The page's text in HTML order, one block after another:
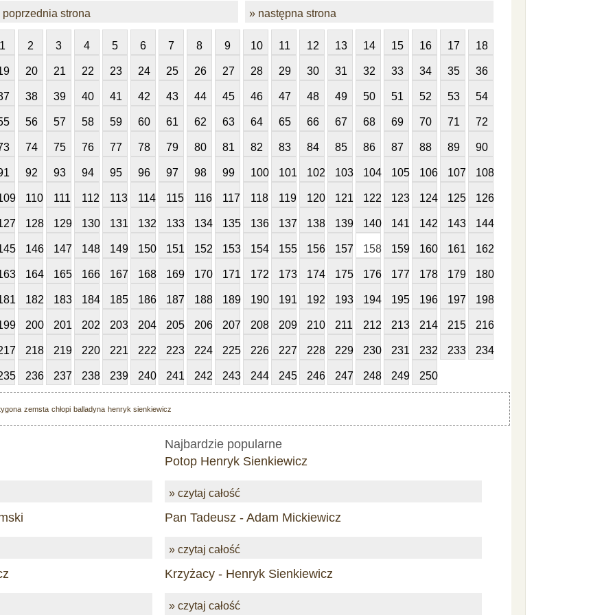
poprzednia strona » następna strona
1 2 3 4 5 6 7 8 9 10 11 12 13 14 15 16 17 18
20 21 22 23 24 25 26 27 28 29 30 31 32 33 34 35 36
38 39 40 41 42 43 44 45 46 47 48 49 50 51 52 53 54
56 57 58 59 60 61 62 63 64 65 66 67 68 69 70 71 72
74 75 76 77 78 79 80 81 82 83 84 85 86 87 88 89 90
92 93 94 95 96 97 98 99 100 101 102 103 104 105 106 107 108
110 111 112 113 114 115 116 117 118 119 120 121 122 123 124 125 126
128 129 130 131 132 133 134 135 136 137 138 139 140 141 142 143 144
146 147 148 149 150 151 152 153 154 155 156 157 158 159 160 161 162
164 165 166 167 168 169 170 171 172 173 174 175 176 177 178 179 180
182 183 184 185 186 187 188 189 190 191 192 193 194 195 196 197 198
200 201 202 203 204 205 206 207 208 209 210 211 212 213 214 215 216
218 219 220 221 222 223 224 225 226 227 228 229 230 231 232 233 234
236 237 238 239 240 241 242 243 244 245 246 247 248 249 250
zemsta chłopi balladyna henryk sienkiewicz
Najbardzie popularne
Potop Henryk Sienkiewicz
» czytaj całość
Pan Tadeusz - Adam Mickiewicz
» czytaj całość
Krzyżacy - Henryk Sienkiewicz
» czytaj całość